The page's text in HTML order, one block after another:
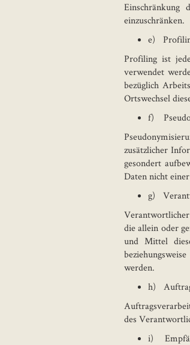
einzuschränken.
e)
Profiling ist
verwendet
bezüglich
Ortswechsel
f)
zusätzlicher
gesondert
Daten nicht
g)
die allein oder
und Mittel
werden.
h)
des
i)